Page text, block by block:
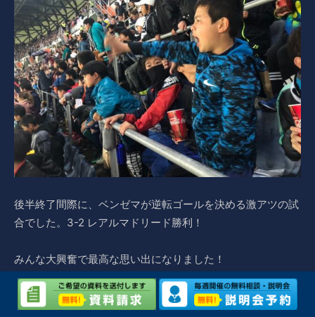
後半終了間際に、ベンゼマが逆転ゴールを決める激アツの試
合でした。3-2 レアルマドリード勝利！
みんな大興奮で最高な思い出になりました！
そして、明日は最終日、観光と決勝リーグ！